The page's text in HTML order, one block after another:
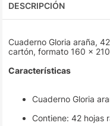
DESCRIPCIÓN
Cuaderno Gloria araña,
cartón, formato 160 x
Características
Cuaderno Gloria
Contiene: 42 hojas